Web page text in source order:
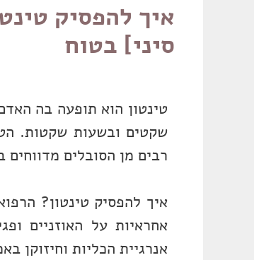
איך להפסיק
סיני] בטוח
טינטון הוא תופעה בה
שקטים ובשעות שקטות.
רבים מן הסובלים מדווחים
איך להפסיק טינטון?
אחראיות על האוזניים
אנרגיית הכליות וחיזוקן